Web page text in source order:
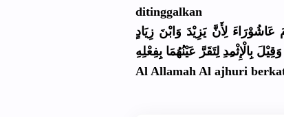
ditinggalkan
عَاشُوْرَاءَ لِأَنَّ يَزِيْدَ وَابْنَ زِيَادٍ
بِالْإِثْمِدِ لِتَقَرَّ عَيْنُهُمَا بِفِعْلِهِ
Al Allamah Al ajhuri